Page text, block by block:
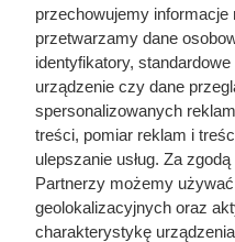
przechowujemy informacje
przetwarzamy dane
identyfikatory,
urządzenie czy dane
spersonalizowanych
treści, pomiar reklam i
ulepszanie usług. Za
Partnerzy możemy
geolokalizacyjnych oraz
charakterystykę